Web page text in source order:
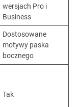
wersjach Pro i
Business
Dostosowane
motywy paska
bocznego
Tak